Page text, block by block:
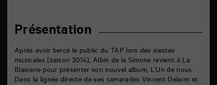
Présentation
Après avoir bercé le public du TAP lors des siestes
musicales [saison 2014], Albin de la Simone revient à La
Blaiserie pour présenter son nouvel album, L’Un de nous.
Dans la lignée directe de ses camarades Vincent Delerm et